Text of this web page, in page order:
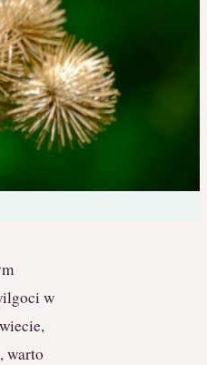
w
warto